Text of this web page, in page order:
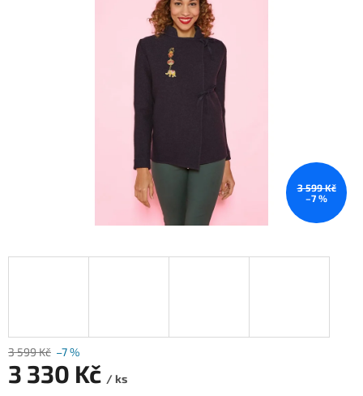
3 599 Kč
–7 %
3 599 Kč –7 %
3 330 Kč / ks